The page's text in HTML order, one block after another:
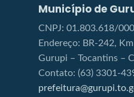
Município de
CNPJ: 01.803.618/
Endereço: BR-242,
Gurupi – Tocantins –
Contato: (63) 3301-